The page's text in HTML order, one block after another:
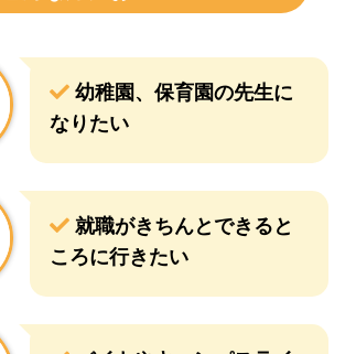
幼稚園、保育園の先生に
なりたい
就職がきちんとできると
ころに行きたい